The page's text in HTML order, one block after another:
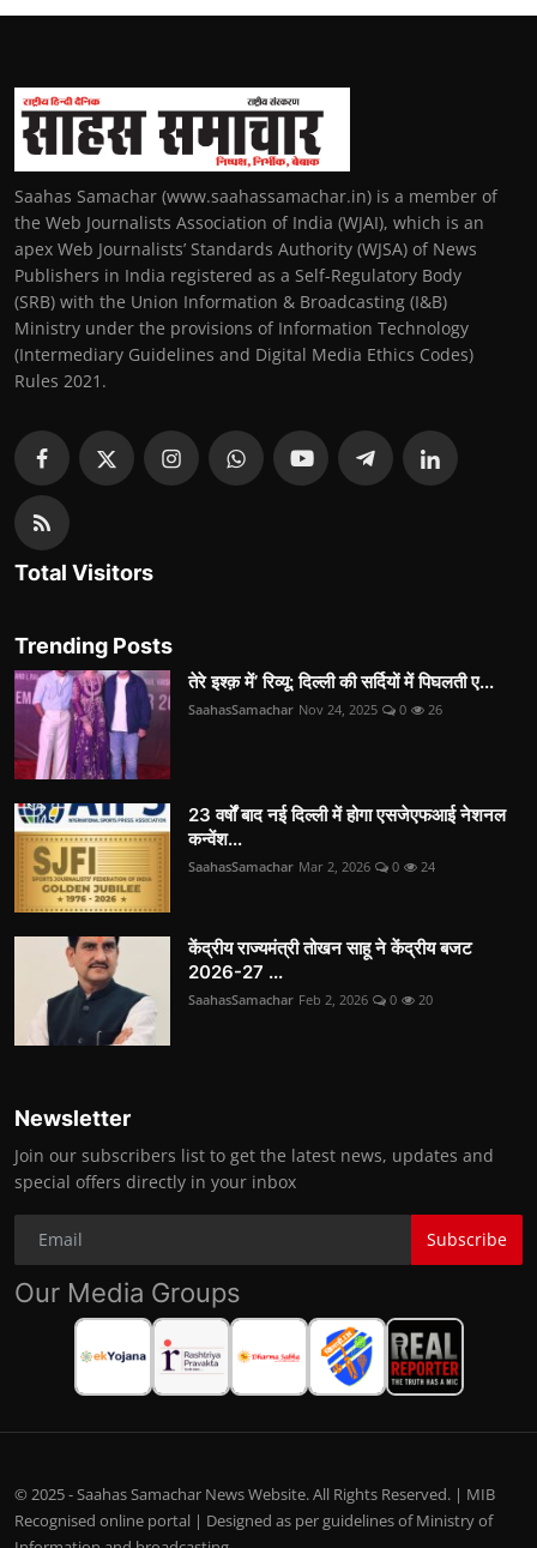
Saahas Samachar (www.saahassamachar.in) is a member of
the Web Journalists Association of India (WJAI), which is an
apex Web Journalists’ Standards Authority (WJSA) of News
Publishers in India registered as a Self-Regulatory Body
(SRB) with the Union Information & Broadcasting (I&B)
Ministry under the provisions of Information Technology
(Intermediary Guidelines and Digital Media Ethics Codes)
Rules 2021.
Total Visitors
Trending Posts
तेरे इश्क़ में’ रिव्यू: दिल्ली की सर्दियों में पिघलती ए...
SaahasSamachar Nov 24, 2025 0 26
23 वर्षों बाद नई दिल्ली में होगा एसजेएफआई नेशनल
कन्वेंश...
SaahasSamachar Mar 2, 2026 0 24
केंद्रीय राज्यमंत्री तोखन साहू ने केंद्रीय बजट
2026-27 ...
SaahasSamachar Feb 2, 2026 0 20
Newsletter
Join our subscribers list to get the latest news, updates and
special offers directly in your inbox
Subscribe
Our Media Groups
© 2025 - Saahas Samachar News Website. All Rights Reserved. | MIB
Recognised online portal | Designed as per guidelines of Ministry of